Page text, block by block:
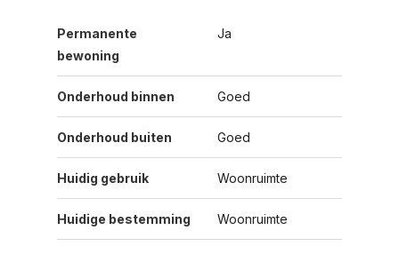
Permanente
bewoning
Ja
Onderhoud binnen Goed
Onderhoud buiten Goed
Huidig gebruik Woonruimte
Huidige bestemming Woonruimte